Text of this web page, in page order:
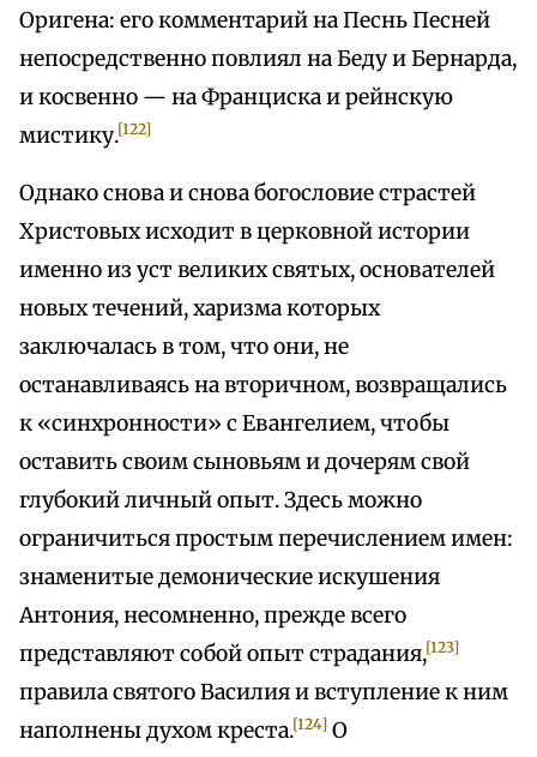
Оригена: его комментарий на Песнь Песней
непосредственно повлиял на Беду и Бернарда,
и косвенно — на Франциска и рейнскую
мистику.[122]
Однако снова и снова богословие страстей
Христовых исходит в церковной истории
именно из уст великих святых, основателей
новых течений, харизма которых
заключалась в том, что они, не
останавливаясь на вторичном, возвращались
к «синхронности» с Евангелием, чтобы
оставить своим сыновьям и дочерям свой
глубокий личный опыт. Здесь можно
ограничиться простым перечислением имен:
знаменитые демонические искушения
Антония, несомненно, прежде всего
представляют собой опыт страдания,[123]
правила святого Василия и вступление к ним
наполнены духом креста.[124] О